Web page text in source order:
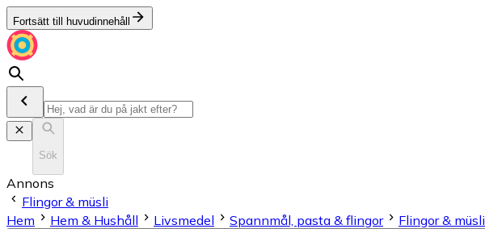
Fortsätt till huvudinnehåll
Sök
Annons
Flingor & müsli
Hem
Hem & Hushåll Livsmedel Spannmål, pasta & flingor Flingor & müsli